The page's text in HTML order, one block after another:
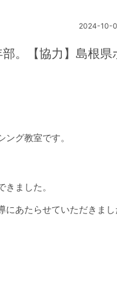
2024-10-
。【協力】島根県
グ教室です。
ました。
あたらせていただきまし